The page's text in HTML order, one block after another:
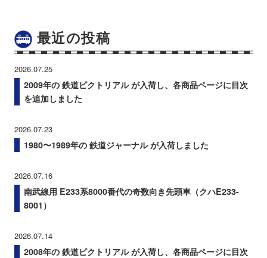
最近の投稿
2026.07.25
2009年の 鉄道ピクトリアル が入荷し、各商品ページに目次
を追加しました
2026.07.23
1980〜1989年の 鉄道ジャーナル が入荷しました
2026.07.16
南武線用 E233系8000番代の奇数向き先頭車（クハE233-
8001）
2026.07.14
2008年の 鉄道ピクトリアル が入荷し、各商品ページに目次